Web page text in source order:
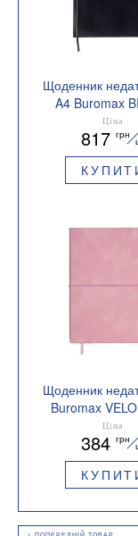
Щоденник
A4 Buromax
BM.20970
Ціна
817 грн
Щоденник
Buromax
336 сторінок
10
Ціна
384 грн